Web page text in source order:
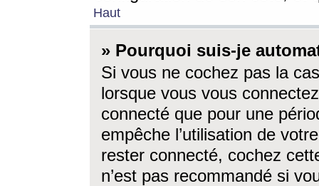
Haut
» Pourquoi suis-je
Si vous ne cochez pas la
lorsque vous vous
connecté que pour une
empêche l’utilisation de
rester connecté, cochez
n’est pas recommandé si